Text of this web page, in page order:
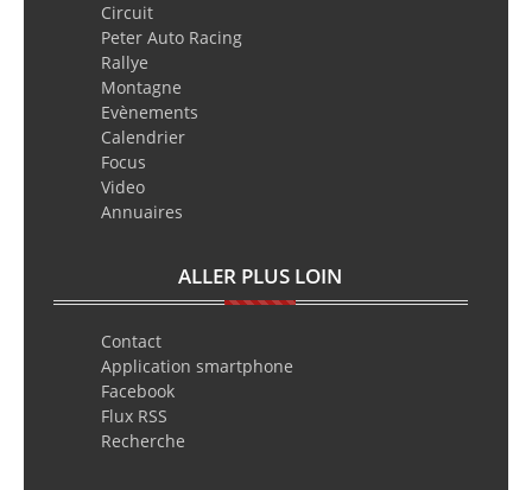
Circuit
Peter Auto Racing
Rallye
Montagne
Evènements
Calendrier
Focus
Video
Annuaires
ALLER PLUS LOIN
Contact
Application smartphone
Facebook
Flux RSS
Recherche